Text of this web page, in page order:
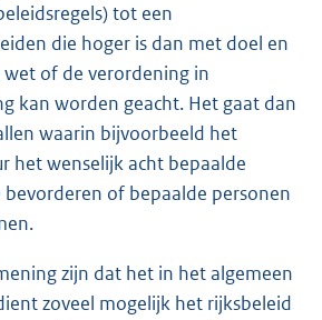
tot een
die hoger is dan met doel en
of de verordening in
kan worden geacht. Het gaat dan
waarin bijvoorbeeld het
het wenselijk acht bepaalde
of bepaalde personen
zijn dat het in het algemeen
zoveel mogelijk het rijksbeleid